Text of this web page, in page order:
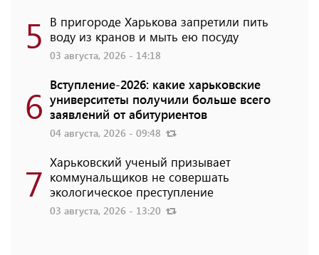
5 В пригороде Харькова запретили пить
воду из кранов и мыть ею посуду
03 августа, 2026 - 14:18
6 Вступление-2026: какие харьковские
университеты получили больше всего
заявлений от абитуриентов
04 августа, 2026 - 09:48
7 Харьковский ученый призывает
коммунальщиков не совершать
экологическое преступление
03 августа, 2026 - 13:20